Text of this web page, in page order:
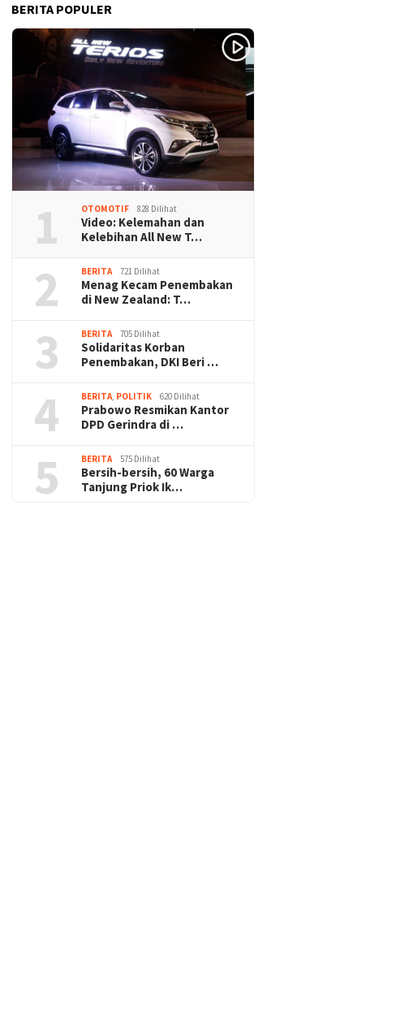
BERITA POPULER
1 OTOMOTIF 828 Dilihat
Video: Kelemahan dan
Kelebihan All New T…
2 BERITA 721 Dilihat
Menag Kecam Penembakan
di New Zealand: T…
3 BERITA 705 Dilihat
Solidaritas Korban
Penembakan, DKI Beri …
4 BERITA, POLITIK 620 Dilihat
Prabowo Resmikan Kantor
DPD Gerindra di …
5 BERITA 575 Dilihat
Bersih-bersih, 60 Warga
Tanjung Priok Ik…